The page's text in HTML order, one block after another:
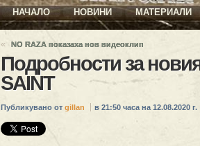
НАЧАЛО НОВИНИ МАТЕРИАЛИ
« NO RAZA показаха нов видеоклип
Подробности за
SAINT
Публикувано от gillan в 21:50 часа на 12.08.2020 г.